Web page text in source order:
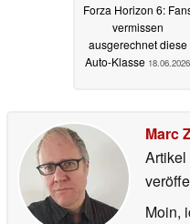
Forza Horizon 6:
vermissen
ausgerechnet diese
Auto-Klasse 18.06.2026
Marc
Moin,